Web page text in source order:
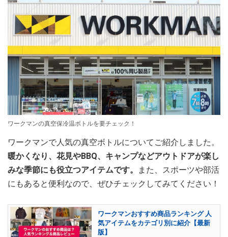
ワークマンの真空保冷温ボトルを要チェック！
ワークマンで人気の真空ボトルについてご紹介しました。
暖かくなり、花見やBBQ、キャンプなどアウトドアが楽し
みな季節にも役立つアイテムです。
また、スポーツや部活
にもあると便利なので、ぜひチェックしてみてください！
ワークマンおすすめ商品ランキング 人
気アイテムをカテゴリ別に紹介【最新
版】